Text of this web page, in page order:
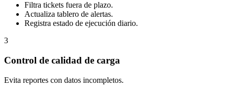
Filtra tickets fuera de plazo.
Actualiza tablero de alertas.
Registra estado de ejecución diario.
3
Control de calidad de carga
Evita reportes con datos incompletos.